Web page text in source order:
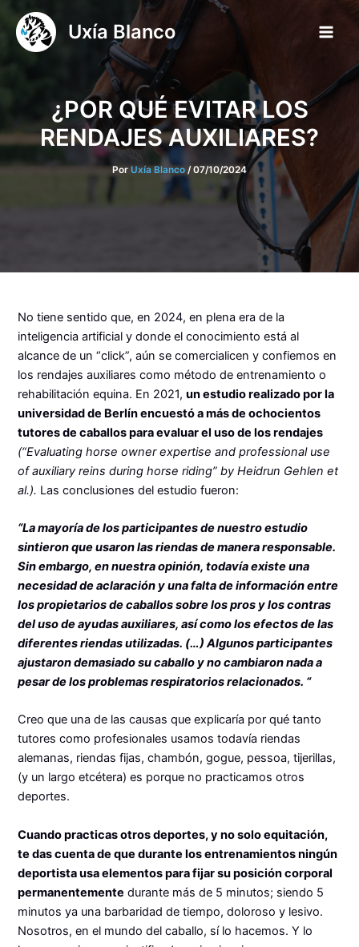
contenido
Uxía Blanco
¿POR QUÉ EVITAR LOS
RENDAJES AUXILIARES?
Por Uxía Blanco /07/10/2024
No tiene sentido que, en 2024, en plena era de la
inteligencia artificial y donde el conocimiento está al
alcance de un “click”, aún se comercialicen y confiemos en
los rendajes auxiliares como método de entrenamiento o
rehabilitación equina. En 2021,un estudio realizado por la
universidad de Berlín encuestó a más de ochocientos
tutores de caballos para evaluar el uso de los rendajes
(“Evaluating horse owner expertise and professional use
of auxiliary reins during horse riding” by Heidrun Gehlen et
al.). Las conclusiones del estudio fueron:
“La mayoría de los participantes de nuestro estudio
sintieron que usaron las riendas de manera responsable.
Sin embargo, en nuestra opinión, todavía existe una
necesidad de aclaración y una falta de información entre
los propietarios de caballos sobre los pros y los contras
del uso de ayudas auxiliares, así como los efectos de las
diferentes riendas utilizadas. (…) Algunos participantes
ajustaron demasiado su caballo y no cambiaron nada a
pesar de los problemas respiratorios relacionados. “
Creo que una de las causas que explicaría por qué tanto
tutores como profesionales usamos todavía riendas
alemanas, riendas fijas, chambón, gogue, pessoa, tijerillas,
(y un largo etcétera) es porque no practicamos otros
deportes.
Cuando practicas otros deportes, y no solo equitación,
te das cuenta de que durante los entrenamientos ningún
deportista usa elementos para fijar su posición corporal
permanentemente durante más de 5 minutos; siendo 5
minutos ya una barbaridad de tiempo, doloroso y lesivo.
Nosotros, en el mundo del caballo, sí lo hacemos. Y lo